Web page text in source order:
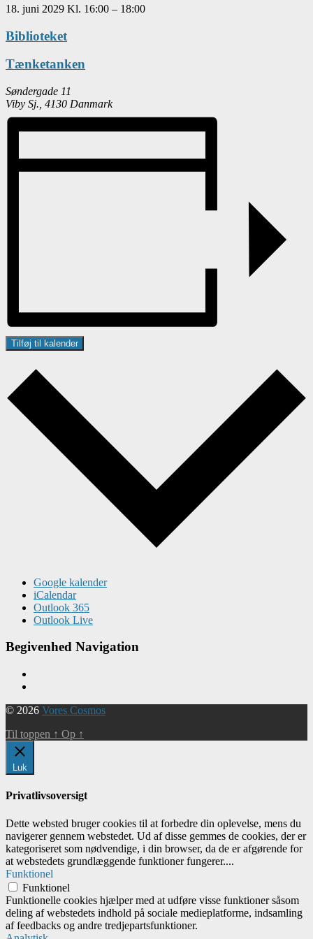
18. juni 2029 Kl. 16:00 – 18:00
Biblioteket
Tænketanken
Søndergade 11
Viby Sj. 4130 Danmark
Tilføj til kalender
Google kalender
iCalendar
Outlook 365
Outlook Live
Begivenhed Navigation
© 2026 Vores Cosmos
Til toppen ↑ Op ↑
Luk
Privatlivsoversigt
Dette websted bruger cookies til at forbedre din oplevelse, mens du
navigerer gennem webstedet. Ud af disse gemmes de cookies, der er
kategoriseret som nødvendige, i din browser, da de er afgørende for
at webstedets grundlæggende funktioner fungerer....
Funktionel
Funktionel
Funktionelle cookies hjælper med at udføre visse funktioner såsom
deling af webstedets indhold på sociale medieplatforme, indsamling
af feedbacks og andre tredjepartsfunktioner.